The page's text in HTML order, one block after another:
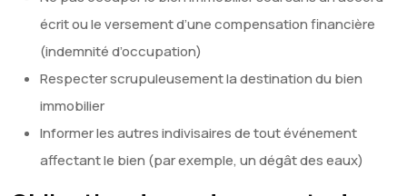
écrit ou le versement d’une compensation financière
(indemnité d’occupation)
Respecter scrupuleusement la destination du bien
immobilier
Informer les autres indivisaires de tout événement
affectant le bien (par exemple, un dégât des eaux)